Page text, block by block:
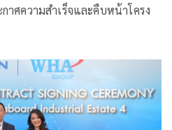
าศความสำเร็จและคืบหน้าโครง